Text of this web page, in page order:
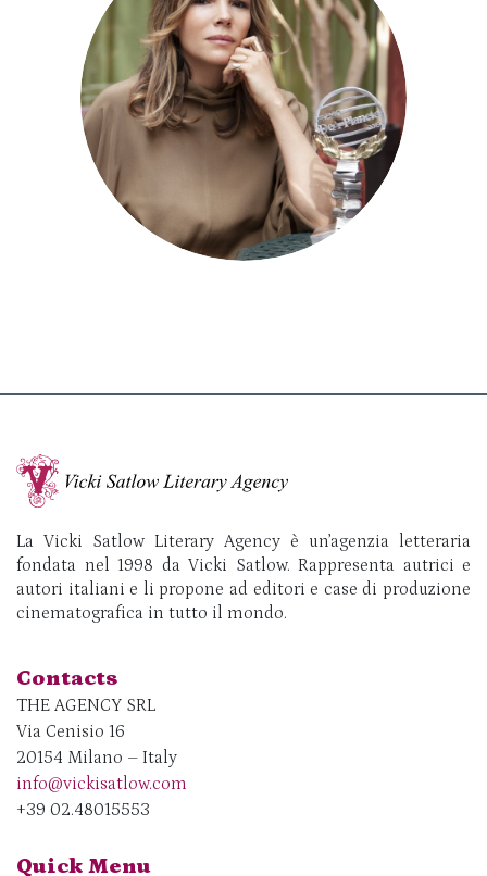
La Vicki Satlow Literary Agency è un’agenzia letteraria
fondata nel 1998 da Vicki Satlow. Rappresenta autrici e
autori italiani e li propone ad editori e case di produzione
cinematografica in tutto il mondo.
Contacts
THE AGENCY SRL
Via Cenisio 16
20154 Milano – Italy
info@vickisatlow.com
+39 02.48015553
Quick Menu